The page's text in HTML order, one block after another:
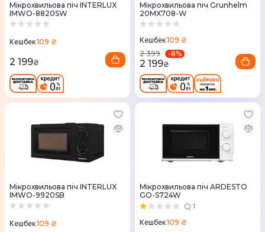
Мікрохвильова піч INTERLUX
IMWO-8820SW
Кешбек109 ₴
2 199₴
Мікрохвильова піч Grunhelm
20MX708-W
Кешбек109 ₴
2 399
-8%
2 199₴
Мікрохвильова піч INTERLUX
IMWO-9920SB
Кешбек109 ₴
Мікрохвильова піч ARDESTO
GO-S724W
1
Кешбек109 ₴